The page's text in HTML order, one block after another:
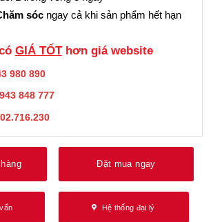
sóc ngay cả khi sản phẩm hết hạn
GIÁ TỐThơn giá website
980 890
848 777
Đặt mua ngay
Hệ thống đại lý